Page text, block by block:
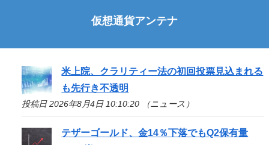
仮想通貨アンテナ
米上院、クラリティー法の初回投票見込まれる
も先行き不透明
投稿日 2026年8月4日 10:10:20 （ニュース）
テザーゴールド、金14％下落でもQ2保有量